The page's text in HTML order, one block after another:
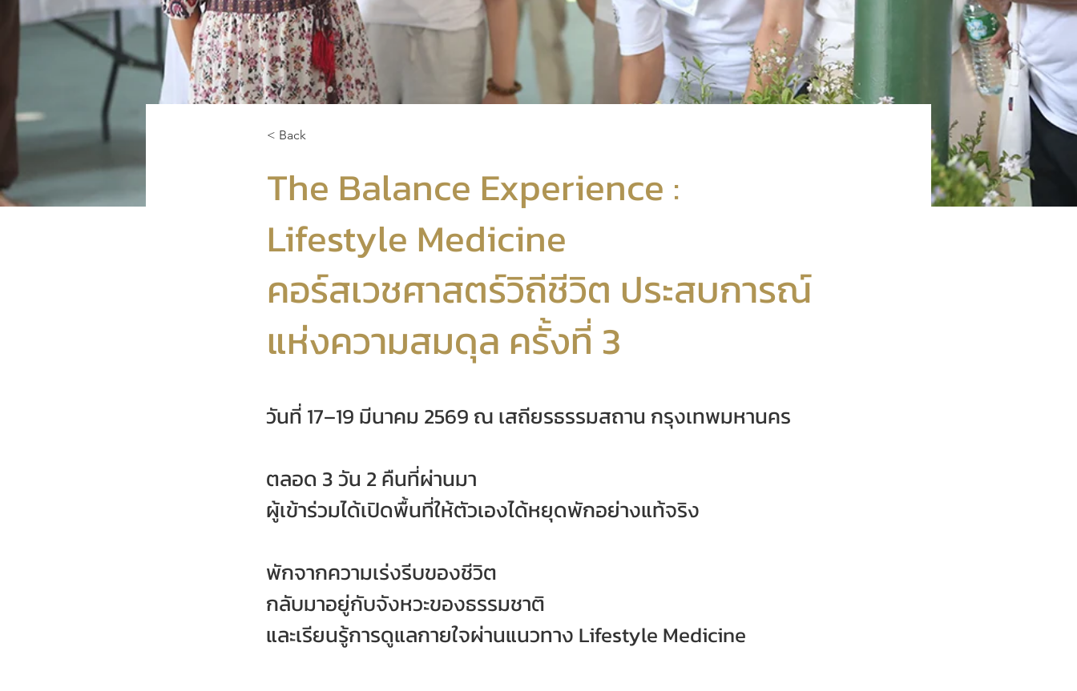
< Back
The Balance Experience :
Lifestyle Medicine
คอร์สเวชศาสตร์วิถีชีวิต ประสบการณ์
แห่งความสมดุล ครั้งที่ 3
วันที่ 17–19 มีนาคม 2569 ณ เสถียรธรรมสถาน กรุงเทพมหานคร
ตลอด 3 วัน 2 คืนที่ผ่านมา
ผู้เข้าร่วมได้เปิดพื้นที่ให้ตัวเองได้หยุดพักอย่างแท้จริง
พักจากความเร่งรีบของชีวิต
กลับมาอยู่กับจังหวะของธรรมชาติ
และเรียนรู้การดูแลกายใจผ่านแนวทาง Lifestyle Medicine